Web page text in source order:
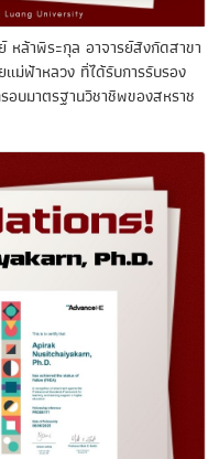
ล้าพีระกุล อาจารย์สังกัดสาขา
ม่ฟ้าหลวง ที่ได้รับการรับรอง
บมาตรฐานวิชาชีพของสหราช